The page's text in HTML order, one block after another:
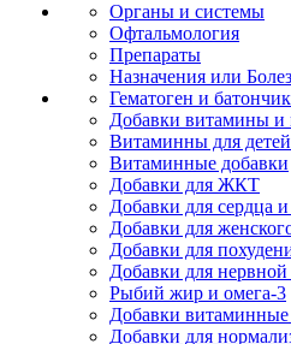
Органы и системы
Офтальмология
Препараты
Назначения или
Гематоген и
Добавки витамины и
Витаминны для
Витаминные добавки
Добавки для ЖКТ
Добавки для сердца и
Добавки для
Добавки для
Добавки для
Рыбий жир и омега-3
Добавки витаминные
Добавки для